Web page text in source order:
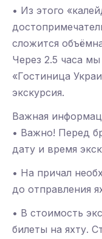
• Из этого
сложится
Через 2.5 часа
«Гостиница
экскурсия.
Важная
• Важно! Перед
дату и время
• На причал
до отправления
• В стоимость
билеты на яхту.